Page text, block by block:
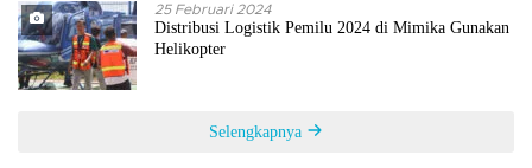
25 Februari 2024
Distribusi Logistik Pemilu 2024 di Mimika Gunakan
Helikopter
Selengkapnya